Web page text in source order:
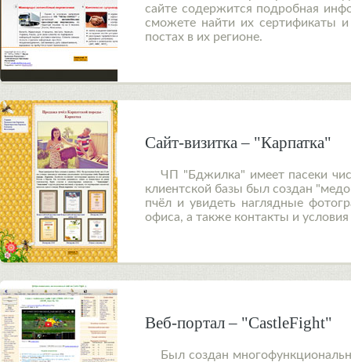
сайте содержится подробная
сможете найти их сертификаты
постах в их регионе.
Сайт-визитка – "Карпатка"
ЧП "Бджилка" имеет пасеки
клиентской базы был создан
пчёл и увидеть наглядные
офиса, а также контакты и
Веб-портал – "CastleFight"
Был создан